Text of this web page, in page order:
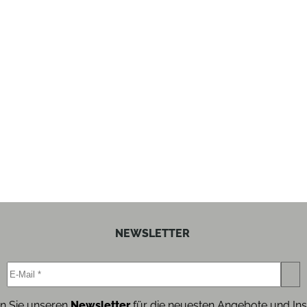
NEWSLETTER